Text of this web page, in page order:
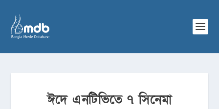
ঈদে এনটিভিতে ৭ সিনেমা